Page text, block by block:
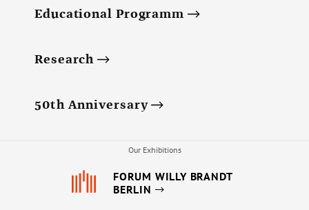
Educational Programm
Research
50th Anniversary
Our Exhibitions
FORUM WILLY BRANDT
BERLIN